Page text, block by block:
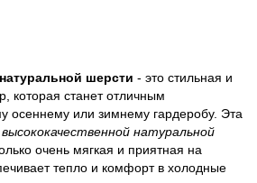
шерсти - это стильная и
которая станет отличным
осеннему или зимнему гардеробу. Эта
высококачественной натуральной
очень мягкая и приятная на
тепло и комфорт в холодные